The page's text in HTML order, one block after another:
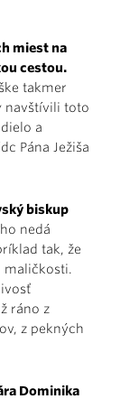
miest na
cestou.
takmer
navštívili toto
a
Pána Ježiša
biskup
nedá
tak, že
maličkosti.
ráno z
z pekných
Dominika